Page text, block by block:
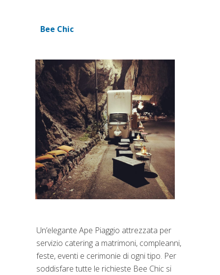
Bee Chic
(si apre in una nuova scheda)
Un’elegante Ape Piaggio attrezzata per
servizio catering a matrimoni, compleanni,
feste, eventi e cerimonie di ogni tipo. Per
soddisfare tutte le richieste Bee Chic si